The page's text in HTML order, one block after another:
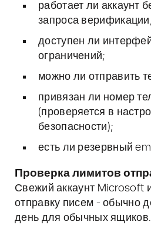
работает ли аккаунт
запроса
доступен ли
ограничений;
можно ли отправить
привязан ли номер
(проверяется в
безопасности);
есть ли резервный
Проверка лимитов
Свежий аккаунт Microsoft
отправку писем - обычно
день для обычных ящиков.